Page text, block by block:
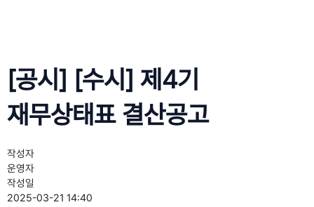
[공시] [수시] 제4기
재무상태표 결산공고
작성자
운영자
작성일
2025-03-21 14:40